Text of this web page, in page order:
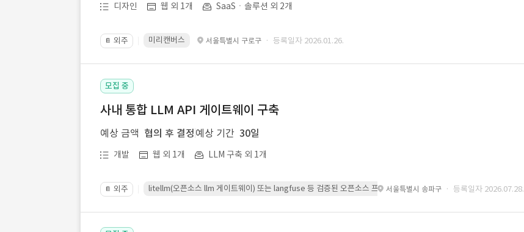
디자인 웹 외 1개 SaaSㆍ솔루션 외 2개
📔 외주 미리캔버스 서울특별시 구로구 · 등록일자 2026.01.26.
모집 중
사내 통합 LLM API 게이트웨이 구축
예상 금액 협의 후 결정 예상 기간 30일
개발 웹 외 1개 LLM 구축 외 1개
📔 외주 litellm(오픈소스 llm 게이트웨이) 또는 langfuse 등 검증된 오픈소스 프레임워크를 기반으로 시스템을 구축
서울특별시 송파구 · 등록일자 2026.07.28.